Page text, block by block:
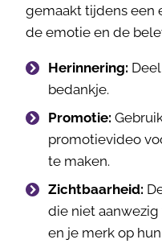
gemaakt tijdens een
de emotie en de
Herinnering:
bedankje.
Promotie:
promotievideo
te maken.
Zichtbaarheid:
die niet
en je merk op